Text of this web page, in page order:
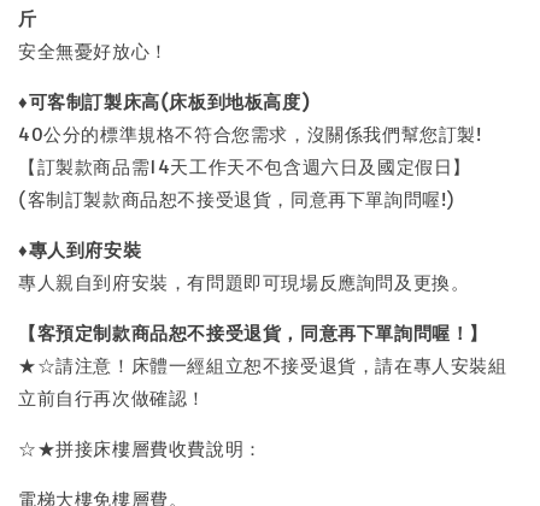
斤
安全無憂好放心！
♦可客制訂製床高(床板到地板高度)
40公分的標準規格不符合您需求，沒關係我們幫您訂製!
【訂製款商品需14天工作天不包含週六日及國定假日】
(客制訂製款商品恕不接受退貨，同意再下單詢問喔!)
♦專人到府安裝
專人親自到府安裝，有問題即可現場反應詢問及更換。
【客預定制款商品恕不接受退貨，同意再下單詢問喔！】
★☆請注意！床體一經組立恕不接受退貨，請在專人安裝組
立前自行再次做確認！
☆★拼接床樓層費收費說明：
電梯大樓免樓層費。